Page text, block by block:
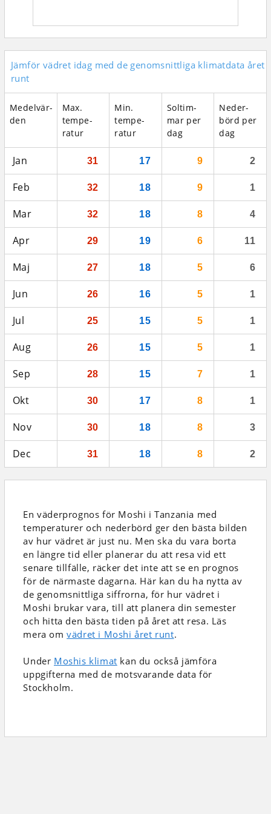
Jämför vädret idag med de genomsnittliga klimatdata året
runt
Medel­vär­
den
Max.
tempe­
ratur
Min.
tempe­
ratur
Sol­tim­
mar per
dag
Neder­
börd per
dag
Jan 31 17 9 2
Feb 32 18 9 1
Mar 32 18 8 4
Apr 29 19 6 11
Maj 27 18 5 6
Jun 26 16 5 1
Jul 25 15 5 1
Aug 26 15 5 1
Sep 28 15 7 1
Okt 30 17 8 1
Nov 30 18 8 3
Dec 31 18 8 2
En väderprognos för Moshi i Tanzania med
temperaturer och nederbörd ger den bästa bilden
av hur vädret är just nu. Men ska du vara borta
en längre tid eller planerar du att resa vid ett
senare tillfälle, räcker det inte att se en prognos
för de närmaste dagarna. Här kan du ha nytta av
de genomsnittliga siffrorna, för hur vädret i
Moshi brukar vara, till att planera din semester
och hitta den bästa tiden på året att resa. Läs
mera omvädret i Moshi året runt.
Under Moshis klimat kan du också jämföra
uppgifterna med de motsvarande data för
Stockholm.